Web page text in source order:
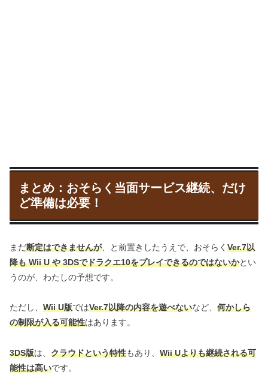
まとめ：おそらく当面サービス継続、だけ
ど準備は必要！
まだ断定はできませんが、と前置きしたうえで、おそらく Ver.7以
降も Wii U や 3DSでドラクエ10をプレイできるのではないかとい
うのが、わたしの予想です。
ただし、 Wii U版ではVer.7以降の内容を遊べないなど、 何かしら
の制限が入る可能性はあります。
3DS版は、 クラウドという特性もあり、 Wii Uよりも継続される可
能性は高いです。